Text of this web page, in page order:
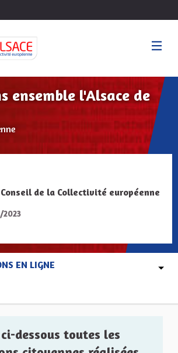
ensemble l'Alsace de
de la Collectivité européenne
2023
EN LIGNE
dessous toutes les